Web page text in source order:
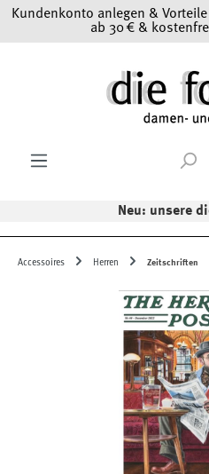
Zum Hauptinhalt springen
Kundenkonto anlegen &
ab 30 € &
Neu: unsere
Accessoires Herren Zeitschriften
Bildergalerie überspringen